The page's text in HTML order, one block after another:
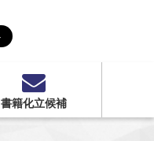
書籍化立候補